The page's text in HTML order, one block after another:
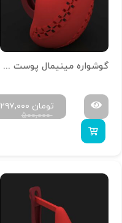
گوشواره مینیمال پوست خور تمام آینه G-M-P-10
۵۰۰,۰۰۰
۲۹۷,۰۰۰ تومان